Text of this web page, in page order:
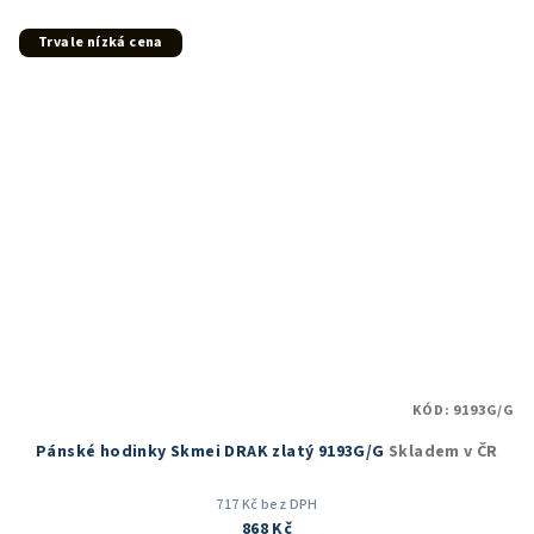
Trvale nízká cena
Pánské hodinky Skmei DRAK zlatý 9193G/G Skladem v ČR
717 Kč bez DPH
KÓD: 9193G/G